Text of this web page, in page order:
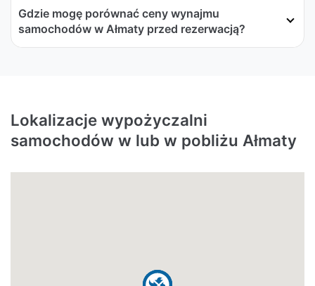
Gdzie mogę porównać ceny wynajmu
samochodów w Ałmaty przed rezerwacją?
Lokalizacje wypożyczalni
samochodów w lub w pobliżu Ałmaty